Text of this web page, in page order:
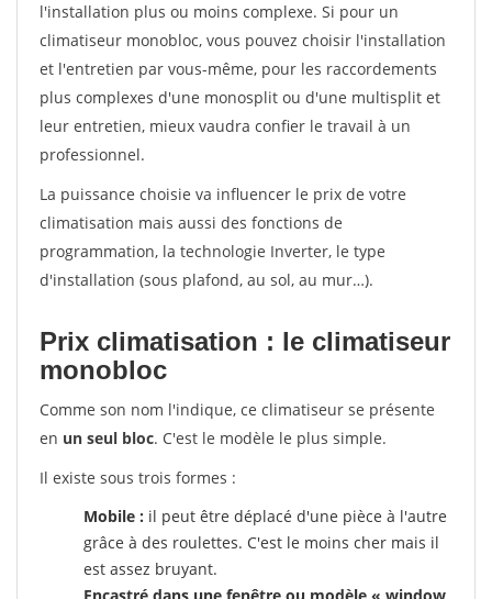
l'installation plus ou moins complexe. Si pour un
climatiseur monobloc, vous pouvez choisir l'installation
et l'entretien par vous-même, pour les raccordements
plus complexes d'une monosplit ou d'une multisplit et
leur entretien, mieux vaudra confier le travail à un
professionnel.
La puissance choisie va influencer le prix de votre
climatisation mais aussi des fonctions de
programmation, la technologie Inverter, le type
d'installation (sous plafond, au sol, au mur…).
Prix climatisation : le climatiseur
monobloc
Comme son nom l'indique, ce climatiseur se présente
en un seul bloc. C'est le modèle le plus simple.
Il existe sous trois formes :
Mobile : il peut être déplacé d'une pièce à l'autre
grâce à des roulettes. C'est le moins cher mais il
est assez bruyant.